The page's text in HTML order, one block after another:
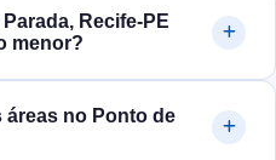
Recife‑PE
menor?
áreas no Ponto de